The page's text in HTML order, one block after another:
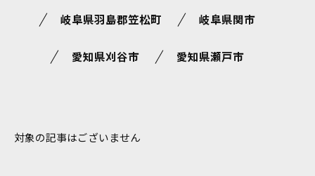
岐阜県羽島郡笠松町 岐阜県関市
愛知県刈谷市 愛知県瀬戸市
対象の記事はございません